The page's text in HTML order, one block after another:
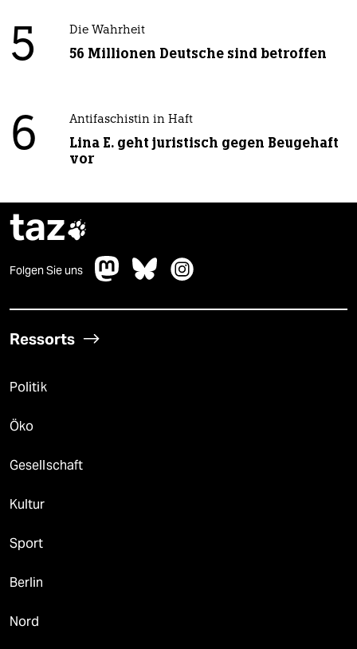
5 Die Wahrheit
56 Millionen Deutsche sind betroffen
6 Antifaschistin in Haft
Lina E. geht juristisch gegen Beugehaft
vor
taz
Folgen Sie uns
Ressorts
Politik
Öko
Gesellschaft
Kultur
Sport
Berlin
Nord